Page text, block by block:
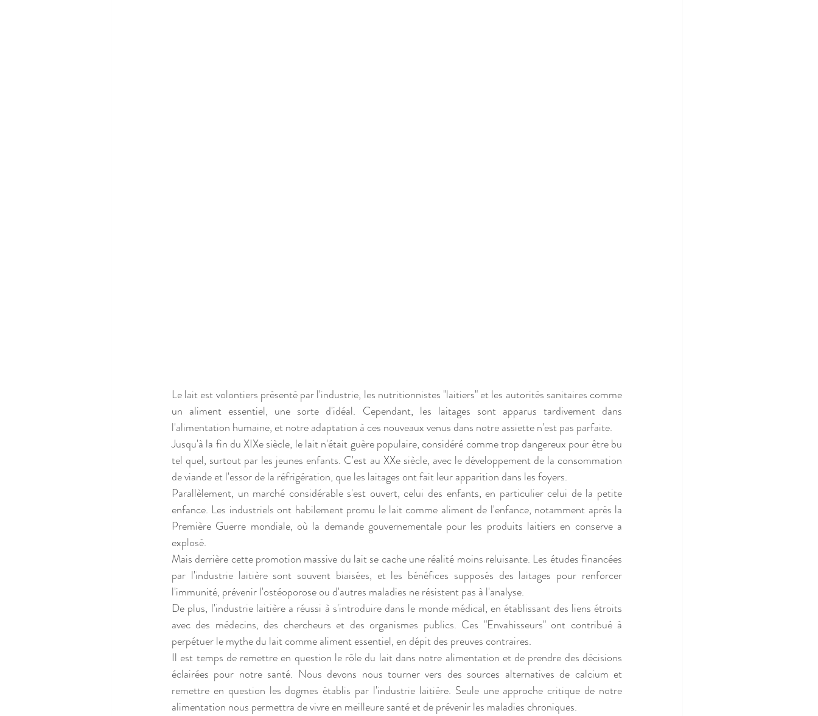
Le lait est volontiers présenté par l'industrie, les nutritionnistes "laitiers" et les autorités sanitaires comme
un aliment essentiel, une sorte d'idéal. Cependant, les laitages sont apparus tardivement dans
l'alimentation humaine, et notre adaptation à ces nouveaux venus dans notre assiette n'est pas parfaite.
Jusqu'à la fin du XIXe siècle, le lait n'était guère populaire, considéré comme trop dangereux pour être bu
tel quel, surtout par les jeunes enfants. C'est au XXe siècle, avec le développement de la consommation
de viande et l'essor de la réfrigération, que les laitages ont fait leur apparition dans les foyers.
Parallèlement, un marché considérable s'est ouvert, celui des enfants, en particulier celui de la petite
enfance. Les industriels ont habilement promu le lait comme aliment de l'enfance, notamment après la
Première Guerre mondiale, où la demande gouvernementale pour les produits laitiers en conserve a
explosé.
Mais derrière cette promotion massive du lait se cache une réalité moins reluisante. Les études financées
par l'industrie laitière sont souvent biaisées, et les bénéfices supposés des laitages pour renforcer
l'immunité, prévenir l'ostéoporose ou d'autres maladies ne résistent pas à l'analyse.
De plus, l'industrie laitière a réussi à s'introduire dans le monde médical, en établissant des liens étroits
avec des médecins, des chercheurs et des organismes publics. Ces "Envahisseurs" ont contribué à
perpétuer le mythe du lait comme aliment essentiel, en dépit des preuves contraires.
Il est temps de remettre en question le rôle du lait dans notre alimentation et de prendre des décisions
éclairées pour notre santé. Nous devons nous tourner vers des sources alternatives de calcium et
remettre en question les dogmes établis par l'industrie laitière. Seule une approche critique de notre
alimentation nous permettra de vivre en meilleure santé et de prévenir les maladies chroniques.